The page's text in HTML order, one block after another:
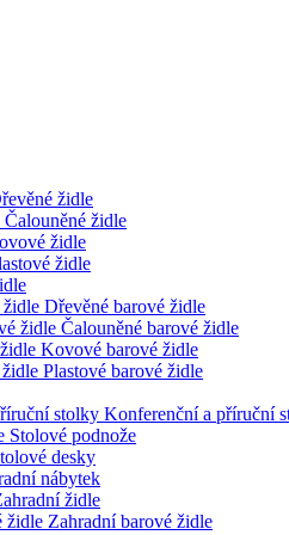
židle
Čalouněné židle
židle
židle
Dřevěné barové židle
Čalouněné barové židle
Kovové barové židle
Plastové barové židle
Konferenční a příruční
Stolové podnože
desky
nábytek
židle
Zahradní barové židle